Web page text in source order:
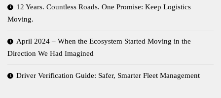
12 Years. Countless Roads. One Promise: Keep Logistics
Moving.
April 2024 – When the Ecosystem Started Moving in the
Direction We Had Imagined
Driver Verification Guide: Safer, Smarter Fleet Management